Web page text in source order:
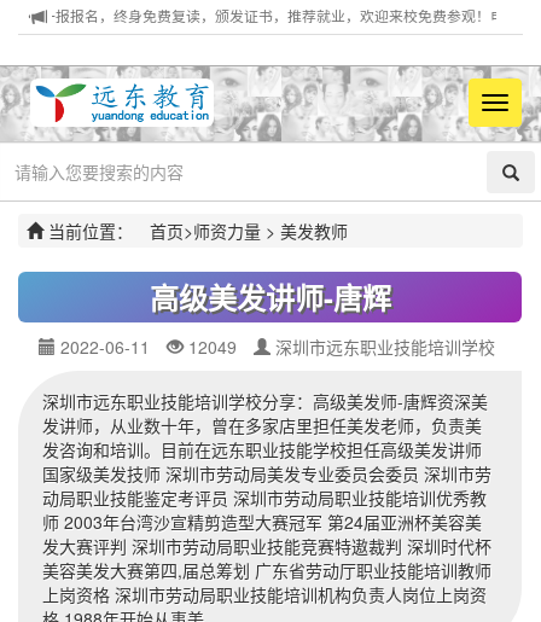
一报报名，终身免费复读，颁发证书，推荐就业，欢迎来校免费参观！电话：
菜
单
当前位置： 首页>师资力量 > 美发教师
高级美发讲师-唐辉
2022-06-11 12049 深圳市远东职业技能培训学校
深圳市远东职业技能培训学校分享：高级美发师-唐辉资深美
发讲师，从业数十年，曾在多家店里担任美发老师，负责美
发咨询和培训。目前在远东职业技能学校担任高级美发讲师
国家级美发技师 深圳市劳动局美发专业委员会委员 深圳市劳
动局职业技能鉴定考评员 深圳市劳动局职业技能培训优秀教
师 2003年台湾沙宣精剪造型大赛冠军 第24届亚洲杯美容美
发大赛评判 深圳市劳动局职业技能竞赛特遨裁判 深圳时代杯
美容美发大赛第四,届总筹划 广东省劳动厅职业技能培训教师
上岗资格 深圳市劳动局职业技能培训机构负责人岗位上岗资